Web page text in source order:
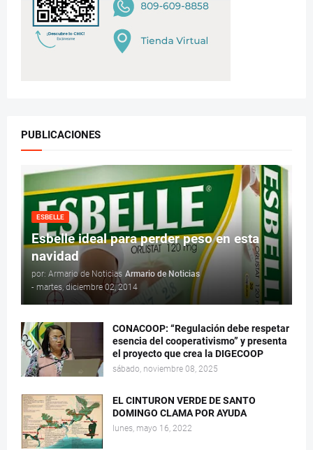
PUBLICACIONES
ESBELLE
Esbelle ideal para perder peso en esta
navidad
por: Armario de Noticias Armario de Noticias
- martes, diciembre 02, 2014
CONACOOP: “Regulación debe respetar
esencia del cooperativismo” y presenta
el proyecto que crea la DIGECOOP
sábado, noviembre 08, 2025
EL CINTURON VERDE DE SANTO
DOMINGO CLAMA POR AYUDA
lunes, mayo 16, 2022